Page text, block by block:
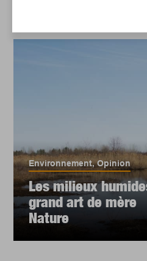
Environnement,Opinion
Les milieux
grand art de mère
Nature